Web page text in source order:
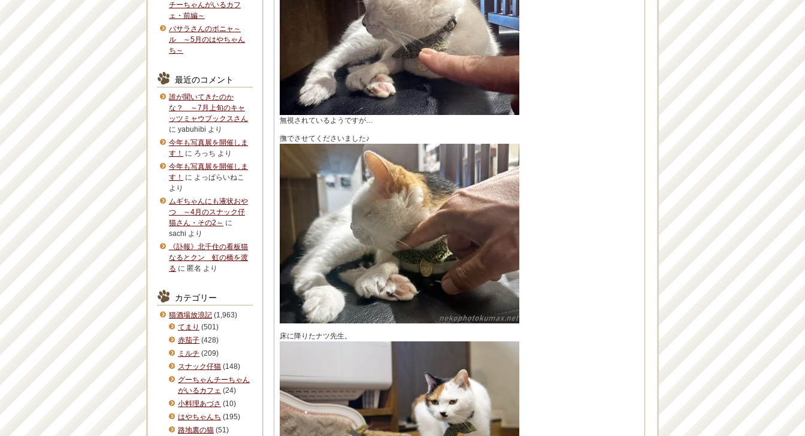
無視されているようですが…
撫でさせてくださいました♪
床に降りたナツ先生。
チーちゃんがいるカフ
ェ・前編～
バサラさんのボニャ～
ル ～5月のはやちゃん
ち～
最近のコメント
誰が聞いてきたのか
な？ ～7月上旬のキャ
ッツミャウブックスさん
に yabuhibi より
今年も写真展を開催しま
す！
に ろっち より
今年も写真展を開催しま
す！
に よっぱらいねこ
より
ムギちゃんにも液状おや
つ ～4月のスナック仔
猫さん・その2～ に
sachi より
《訃報》北千住の看板猫
なるとクン 虹の橋を渡
る に 匿名 より
カテゴリー
猫酒場放浪記 (1,963)
てまり (501)
赤茄子 (428)
ミルチ (209)
スナック仔猫 (148)
グーちゃんチーちゃん
がいるカフェ (24)
小料理あづさ (10)
はやちゃんち (195)
路地裏の猫 (51)